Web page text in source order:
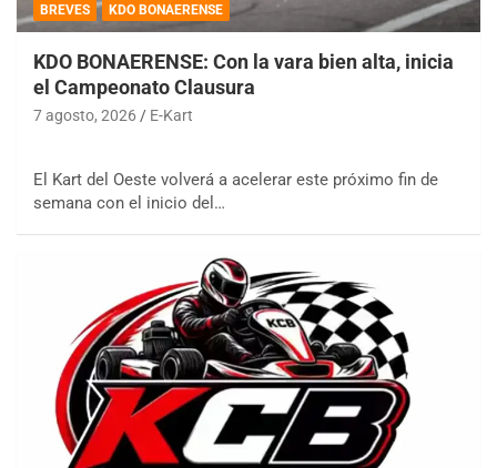
BREVES KDO BONAERENSE
KDO BONAERENSE: Con la vara bien alta, inicia
el Campeonato Clausura
7 agosto, 2026 E-Kart
El Kart del Oeste volverá a acelerar este próximo fin de
semana con el inicio del…